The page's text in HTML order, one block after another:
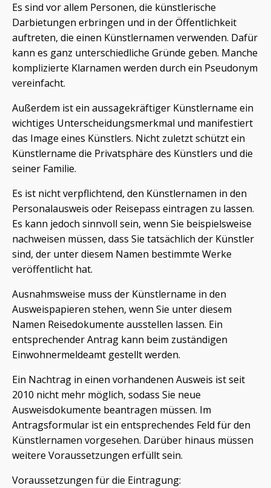
Es sind vor allem Personen, die künstlerische
Darbietungen erbringen und in der Öffentlichkeit
auftreten, die einen Künstlernamen verwenden. Dafür
kann es ganz unterschiedliche Gründe geben. Manche
komplizierte Klarnamen werden durch ein Pseudonym
vereinfacht.
Außerdem ist ein aussagekräftiger Künstlername ein
wichtiges Unterscheidungsmerkmal und manifestiert
das Image eines Künstlers. Nicht zuletzt schützt ein
Künstlername die Privatsphäre des Künstlers und die
seiner Familie.
Es ist nicht verpflichtend, den Künstlernamen in den
Personalausweis oder Reisepass eintragen zu lassen.
Es kann jedoch sinnvoll sein, wenn Sie beispielsweise
nachweisen müssen, dass Sie tatsächlich der Künstler
sind, der unter diesem Namen bestimmte Werke
veröffentlicht hat.
Ausnahmsweise muss der Künstlername in den
Ausweispapieren stehen, wenn Sie unter diesem
Namen Reisedokumente ausstellen lassen. Ein
entsprechender Antrag kann beim zuständigen
Einwohnermeldeamt gestellt werden.
Ein Nachtrag in einen vorhandenen Ausweis ist seit
2010 nicht mehr möglich, sodass Sie neue
Ausweisdokumente beantragen müssen. Im
Antragsformular ist ein entsprechendes Feld für den
Künstlernamen vorgesehen. Darüber hinaus müssen
weitere Voraussetzungen erfüllt sein.
Voraussetzungen für die Eintragung: